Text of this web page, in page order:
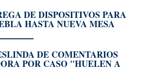
DE DISPOSITIVOS PARA
HASTA NUEVA MESA
DE COMENTARIOS
POR CASO "HUELEN A